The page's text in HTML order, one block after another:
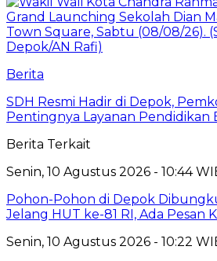
Berita
SDH Resmi Hadir di Depok,
Pentingnya Layanan Pendidikan
Berita Terkait
Senin, 10 Agustus 2026 - 10:44
Pohon-Pohon di Depok
Jelang HUT ke-81 RI, Ada Pesan
Senin, 10 Agustus 2026 - 10:22